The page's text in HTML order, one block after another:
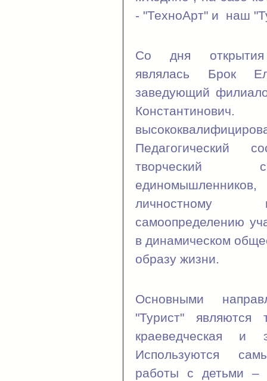
- "ТехноАрт" и наш
Со дня
являлась Брок
заведующий
Педагогический
творческий
личностному
самоопределению
в динамическом
образу жизни.
Основными
"Турист" являются
краеведческая и
Используются
работы с детьми –